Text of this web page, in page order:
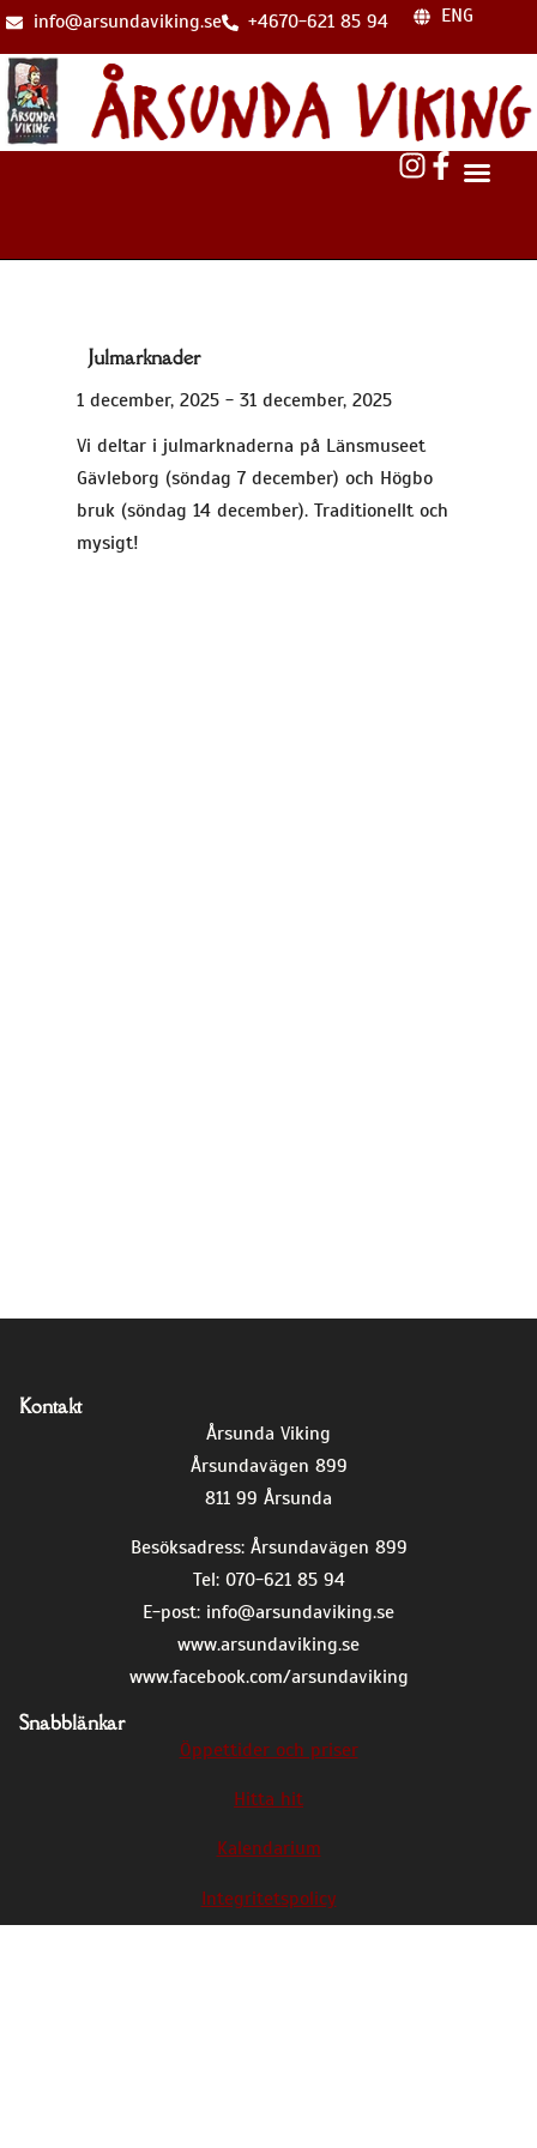
info@arsundaviking.se +4670-621 85 94 ENG
Julmarknader
1 december, 2025 - 31 december, 2025
Vi deltar i julmarknaderna på Länsmuseet
Gävleborg (söndag 7 december) och Högbo
bruk (söndag 14 december). Traditionellt och
mysigt!
Kontakt
Årsunda Viking
Årsundavägen 899
811 99 Årsunda
Besöksadress: Årsundavägen 899
Tel: 070-621 85 94
E-post: info@arsundaviking.se
www.arsundaviking.se
www.facebook.com/arsundaviking
Snabblänkar
Öppettider och priser
Hitta hit
Kalendarium
Integritetspolicy